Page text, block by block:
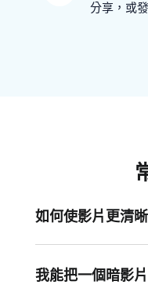
分享，或
如何使影片更清
整其設置-畫面亮度
我能把一個暗影